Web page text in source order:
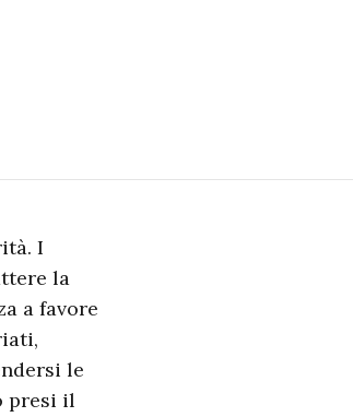
I
la
a favore
le
presi il